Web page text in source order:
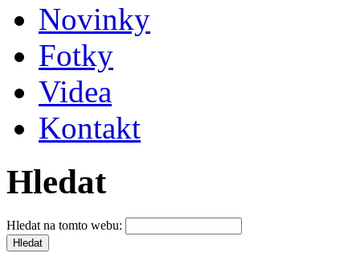
Novinky
Fotky
Videa
Kontakt
Hledat
Hledat na tomto webu: